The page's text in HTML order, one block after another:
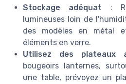
Stockage adéquat :
lumineuses loin de
des modèles en métal
éléments en verre.
Utilisez des plateaux
bougeoirs lanternes,
une table, prévoyez un